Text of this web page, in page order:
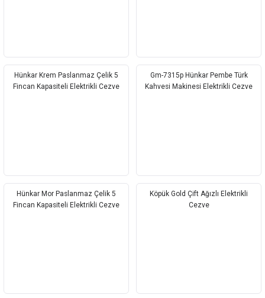
Hünkar Krem Paslanmaz Çelik 5
Fincan Kapasiteli Elektrikli Cezve
Gm-7315p Hünkar Pembe Türk
Kahvesi Makinesi Elektrikli Cezve
Hünkar Mor Paslanmaz Çelik 5
Fincan Kapasiteli Elektrikli Cezve
Köpük Gold Çift Ağızlı Elektrikli
Cezve